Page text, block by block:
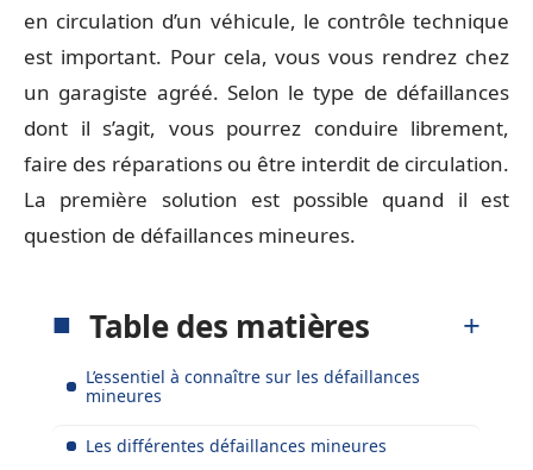
en circulation d’un véhicule, le contrôle technique
est important. Pour cela, vous vous rendrez chez
un garagiste agréé. Selon le type de défaillances
dont il s’agit, vous pourrez conduire librement,
faire des réparations ou être interdit de circulation.
La première solution est possible quand il est
question de défaillances mineures.
Table des matières
L’essentiel à connaître sur les défaillances
mineures
Les différentes défaillances mineures